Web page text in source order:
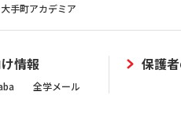
大手町アカデミア
情報
全学メール
保護